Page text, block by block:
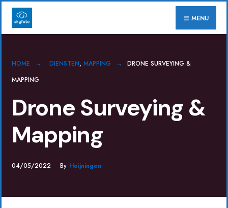
Skip
MENU
HOME DIENSTEN, MAPPING
DRONE SURVEYING &
MAPPING
Drone Surveying &
Mapping
04/05/2022 • By Heijningen
for: